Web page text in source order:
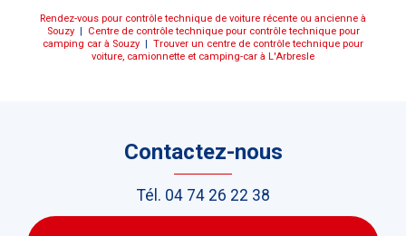
Rendez-vous pour contrôle technique de voiture récente ou ancienne à
Souzy|
Centre de contrôle technique pour contrôle technique pour
camping car à Souzy
Trouver un centre de contrôle technique pour
voiture, camionnette et camping-car à L'Arbresle
Contactez-nous
Tél. 04 74 26 22 38